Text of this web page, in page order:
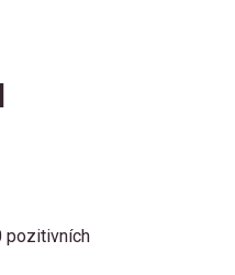
pozitivních